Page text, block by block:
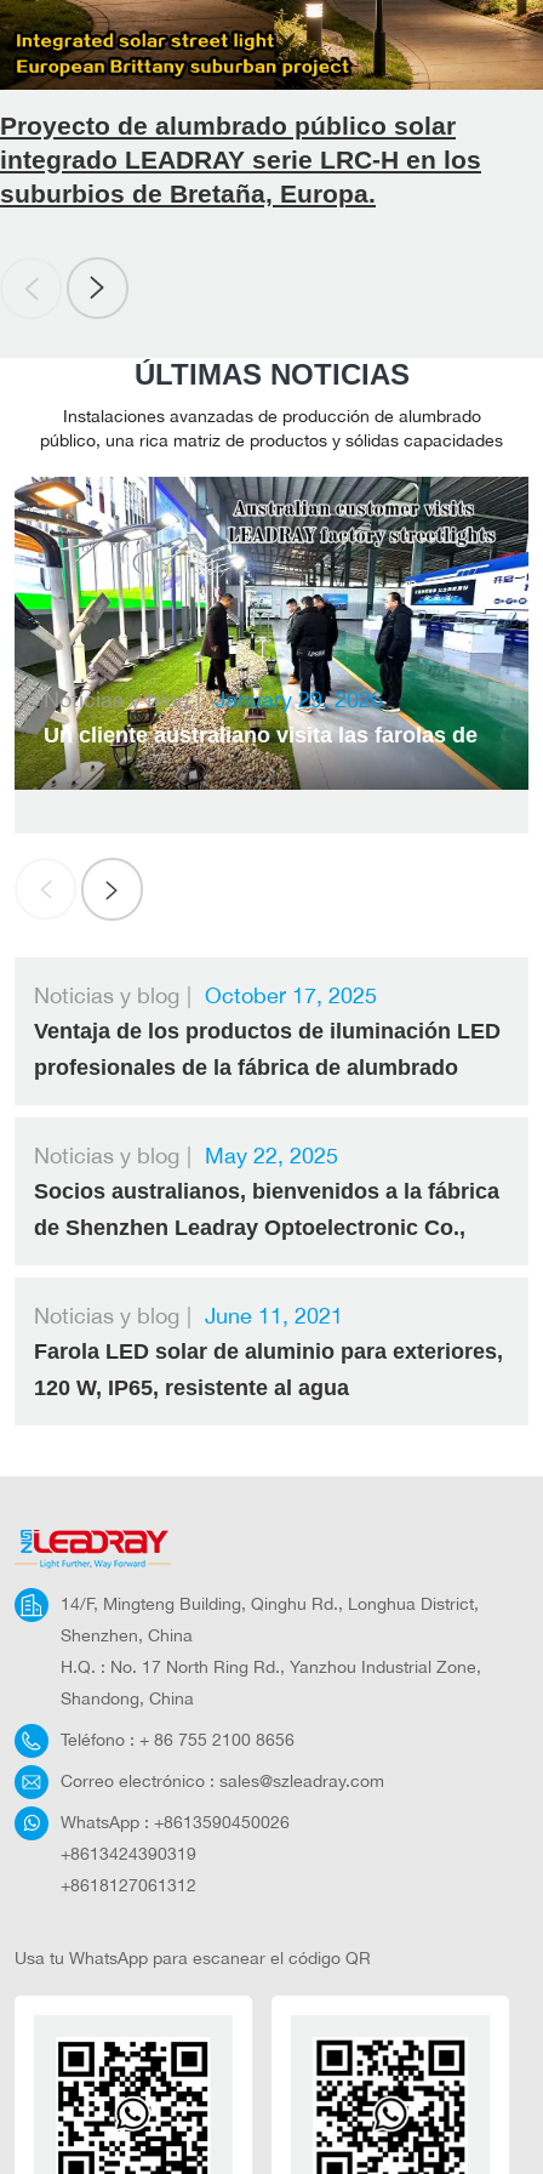
Importación y Exportación de Maquinaria y Productos
Electrónicos, así como de la Alianza Nacional de
Semiconductores. Filosofía corporativaIluminar más carreteras
con energía limpia y ofrecer a los usuarios globales soluciones
de iluminación fotovoltaica más eficientes energéticamente,
duraderas y sin preocupaciones.
Proyecto de alumbrado público solar
integrado LEADRAY serie LRC-H en los
suburbios de Bretaña, Europa.
ÚLTIMAS NOTICIAS
Instalaciones avanzadas de producción de alumbrado
público, una rica matriz de productos y sólidas capacidades
servicios personalizados integrales para cada proyecto.
Noticias y blog | January 29, 2026
Un cliente australiano visita las farolas de
la fábrica LEADRAY
Noticias y blog | October 17, 2025
Ventaja de los productos de iluminación LED
profesionales de la fábrica de alumbrado
Noticias y blog | May 22, 2025
Socios australianos, bienvenidos a la fábrica
de Shenzhen Leadray Optoelectronic Co.,
Noticias y blog | June 11, 2021
Farola LED solar de aluminio para exteriores,
120 W, IP65, resistente al agua
14/F, Mingteng Building, Qinghu Rd., Longhua District,
Shenzhen, China
H.Q. : No. 17 North Ring Rd., Yanzhou Industrial Zone,
Shandong, China
Teléfono : + 86 755 2100 8656
Correo electrónico : sales@szleadray.com
WhatsApp : +8613590450026
+8613424390319
+8618127061312
Usa tu WhatsApp para escanear el código QR